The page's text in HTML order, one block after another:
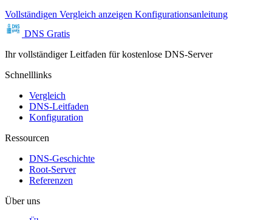
Vollständigen Vergleich anzeigen Konfigurationsanleitung
DNS Gratis
Ihr vollständiger Leitfaden für kostenlose DNS-Server
Schnelllinks
Vergleich
DNS-Leitfaden
Konfiguration
Ressourcen
DNS-Geschichte
Root-Server
Referenzen
Über uns